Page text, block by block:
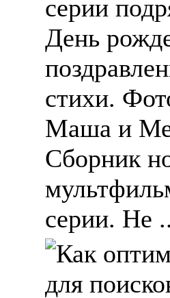
серии
День
стихи.
Маша и
Сборник
серии. Не